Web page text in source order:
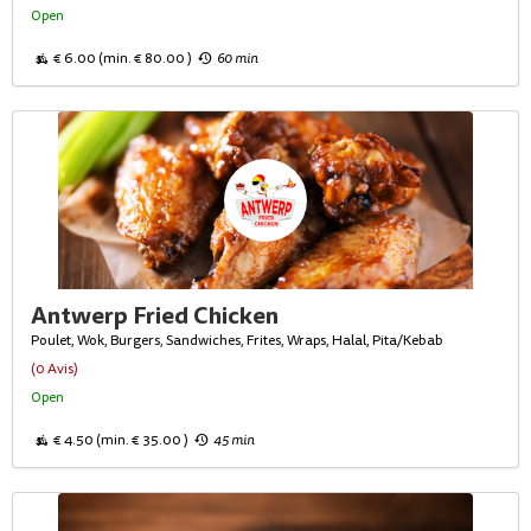
Open
€ 6.00 (min. € 80.00 ) 60 min
Antwerp Fried Chicken
Poulet, Wok, Burgers, Sandwiches, Frites, Wraps, Halal, Pita/Kebab
(0 Avis)
Open
€ 4.50 (min. € 35.00 ) 45 min